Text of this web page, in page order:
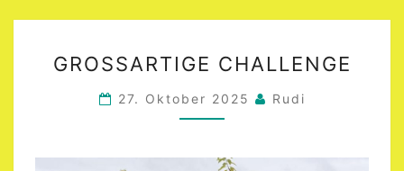
HALLENGE
GROSSARTIGE CHALLENGE
27. Oktober 2025 Rudi